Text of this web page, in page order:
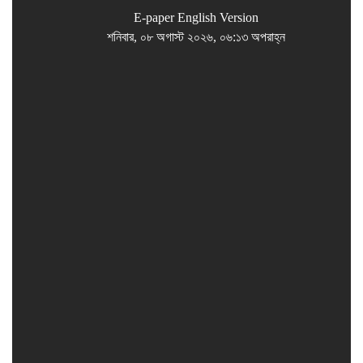
E-paper English Version
শনিবার, ০৮ অগাস্ট ২০২৬, ০৬:১৩ অপরাহ্ন